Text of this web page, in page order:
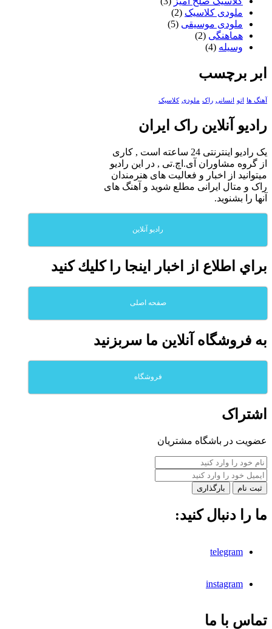
ملودی کلاسیک (2)
ملودی موسیقی (5)
هماهنگی (2)
وسیله (4)
ابر برچسب
آهنگ ها اتو انسانی راک ملودی کلاسیک
رادیو آنلاین راک ایران
یک رادیو اینترنتی 24 ساعته است , کاری
از گروه مشاوران آی.اچ.تی , در این رادیو
میتوانید از اخبار و فعالیت های هنرمندان
راک و متال ایرانی مطلع شوید و آهنگ های
آنها را بشنوید.
رادیو آنلاین
براي اطلاع از اخبار اينجا را كليك كنيد
صفحه اصلی
به فروشگاه آنلاين ما سربزنيد
فروشگاه
اشتراک
عضویت در باشگاه مشتریان
بارگذاری
ما را دنبال کنید:
telegram
instagram
تماس با ما